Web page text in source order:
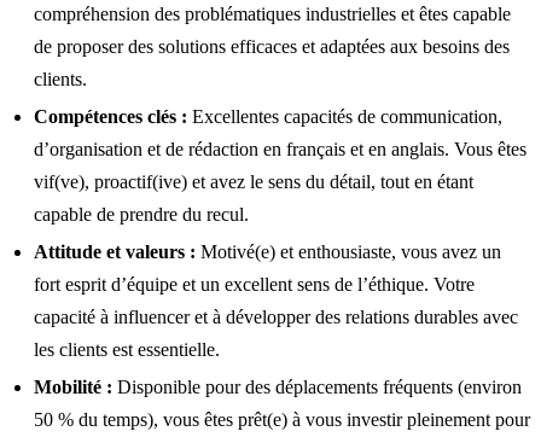
compréhension des problématiques industrielles et êtes capable
de proposer des solutions efficaces et adaptées aux besoins des
clients.
Compétences clés : Excellentes capacités de communication,
d’organisation et de rédaction en français et en anglais. Vous êtes
vif(ve), proactif(ive) et avez le sens du détail, tout en étant
capable de prendre du recul.
Attitude et valeurs : Motivé(e) et enthousiaste, vous avez un
fort esprit d’équipe et un excellent sens de l’éthique. Votre
capacité à influencer et à développer des relations durables avec
les clients est essentielle.
Mobilité : Disponible pour des déplacements fréquents (environ
50 % du temps), vous êtes prêt(e) à vous investir pleinement pour